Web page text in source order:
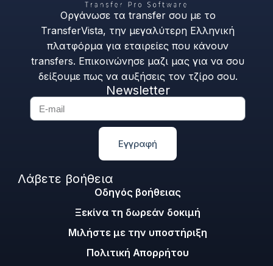
Οργάνωσε τα transfer σου με το
TransferVista, την μεγαλύτερη Ελληνική
πλατφόρμα για εταιρείες που κάνουν
transfers. Επικοινώνησε μαζι μας για να σου
δείξουμε πως να αυξήσεις τον τζίρο σου.
Newsletter
Εγγραφή
Λάβετε βοήθεια
Οδηγός βοήθειας
Ξεκίνα τη δωρεάν δοκιμή
Μιλήστε με την υποστήριξη
Πολιτική Απορρήτου